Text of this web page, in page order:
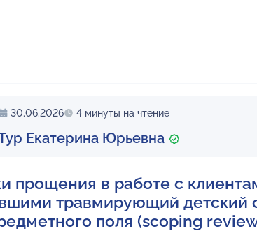
30.06.2026 4 минуты на чтение
Екатерина Юрьевна
прощения в работе с
травмирующий детский
поля (scoping